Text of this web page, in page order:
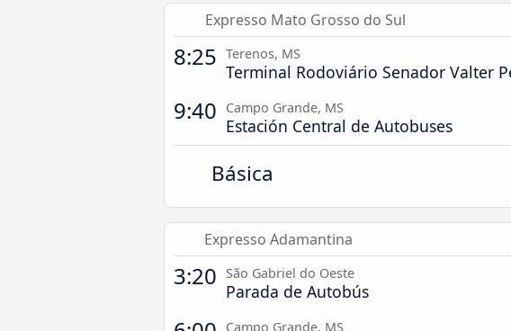
Expresso Mato Grosso do Sul
8:25 Terenos, MS
Terminal Rodoviário Senador Valter
9:40 Campo Grande, MS
Estación Central de Autobuses
Básica
Expresso Adamantina
3:20 São Gabriel do Oeste
Parada de Autobús
Campo Grande, MS